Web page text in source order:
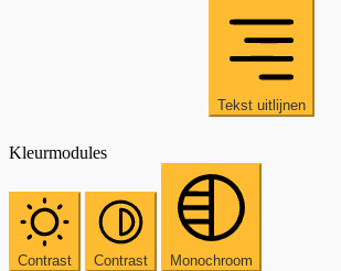
Tekst uitlijnen
Kleurmodules
Contrast Contrast Monochroom